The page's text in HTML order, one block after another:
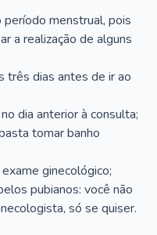
menstrual, pois
a realização de alguns
três dias antes de ir ao
dia anterior à consulta;
tomar banho
ginecológico;
pubianos: você não
só se quiser.